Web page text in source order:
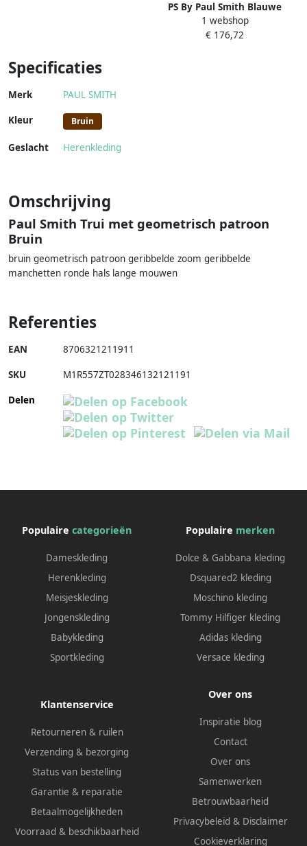
PS By Paul Smith Blauwe
Merinowol Ronde Hals Trui
Blue Heren
1 webshop
€ 176,72
Specificaties
Merk PAUL SMITH
Kleur Bruin
Geslacht Herenkleding
Omschrijving
Paul Smith Trui met geometrisch patroon
Bruin
bruin geometrisch patroon geribbelde zoom geribbelde
manchetten ronde hals lange mouwen
Referenties
EAN 8706321211911
SKU M1R557ZT028346132121191
Delen
Populaire categorieën
Dameskleding
Herenkleding
Meisjeskleding
Jongenskleding
Babykleding
Sportkleding
Populaire merken
Dolce & Gabbana kleding
Dsquared2 kleding
Moschino kleding
Tommy Hilfiger kleding
Adidas kleding
Versace kleding
Klantenservice
Retourneren & ruilen
Verzending & bezorging
Status van bestelling
Garantie & reparatie
Betaalmogelijkheden
Voorraad & beschikbaarheid
Over ons
Inspiratie blog
Contact
Over ons
Samenwerken
Betrouwbaarheid
Privacybeleid & Disclaimer
Cookieverklaring